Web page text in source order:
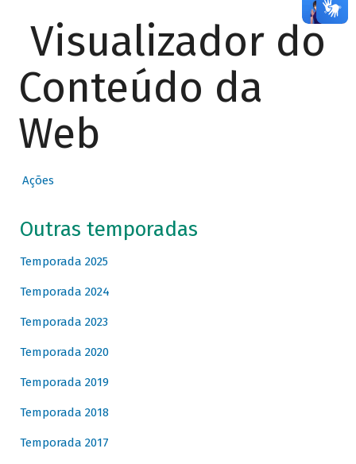
Visualizador do
Conteúdo da
Web
Ações
Outras temporadas
Temporada 2025
Temporada 2024
Temporada 2023
Temporada 2020
Temporada 2019
Temporada 2018
Temporada 2017